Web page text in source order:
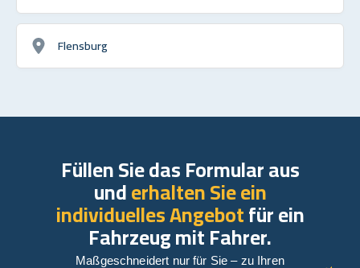
Flensburg
Füllen Sie das Formular aus
underhalten Sie ein
individuelles Angebotfür ein
Fahrzeug mit Fahrer.
Maßgeschneidert nur für Sie – zu Ihren